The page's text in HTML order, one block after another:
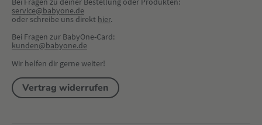
service@babyone.de
oder schreibe uns direkt hier.
Bei Fragen zur BabyOne-Card:
kunden@babyone.de
Wir helfen dir gerne weiter!
Vertrag widerrufen